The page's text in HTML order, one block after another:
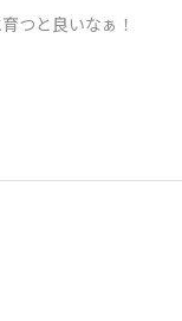
つと良いなぁ！